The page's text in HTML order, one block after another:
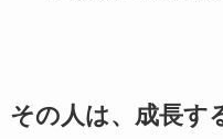
その人は、成長す